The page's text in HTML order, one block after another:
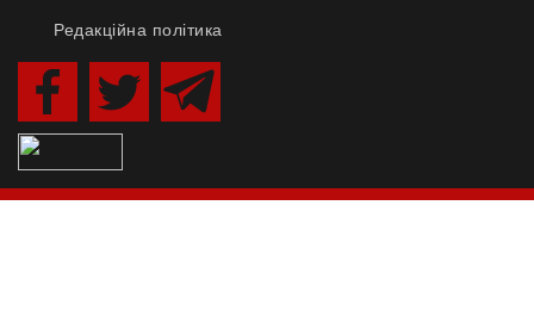
Редакційна політика